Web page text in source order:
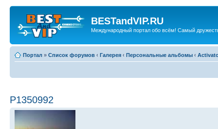
BESTandVIP.RU
Международный портал обо всём! Самый
Портал » Список форумов ‹ Галерея ‹ Персональные альбомы ‹
P1350992